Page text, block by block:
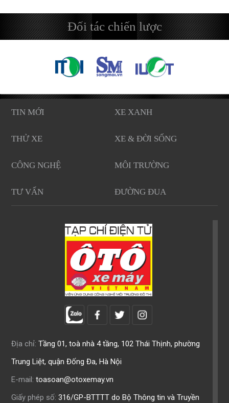
Đối tác chiến lược
TIN MỚI XE XANH
THỬ XE XE & ĐỜI SỐNG
CÔNG NGHỆ MÔI TRƯỜNG
TƯ VẤN ĐƯỜNG ĐUA
Địa chỉ: Tầng 01, toà nhà 4 tầng, 102 Thái Thịnh, phường
Trung Liệt, quận Đống Đa, Hà Nội
E-mail: toasoan@otoxemay.vn
Giấy phép số: 316/GP-BTTTT do Bộ Thông tin và Truyền